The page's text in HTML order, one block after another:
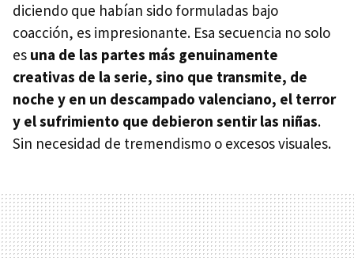
diciendo que habían sido formuladas bajo
coacción, es impresionante. Esa secuencia no solo
es una de las partes más genuinamente
creativas de la serie, sino que transmite, de
noche y en un descampado valenciano, el terror
y el sufrimiento que debieron sentir las niñas.
Sin necesidad de tremendismo o excesos visuales.